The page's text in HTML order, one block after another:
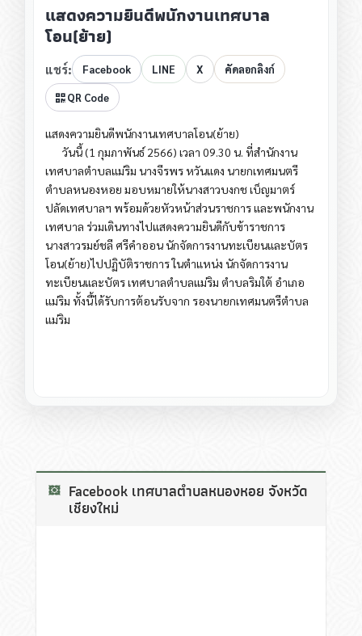
แสดงความยินดีพนักงานเทศบาล
โอน(ย้าย)
แชร์: Facebook LINE X คัดลอกลิงก์
QR Code
แสดงความยินดีพนักงานเทศบาลโอน(ย้าย)
วันนี้ (1 กุมภาพันธ์ 2566) เวลา 09.30 น. ที่สำนักงาน
เทศบาลตำบลแม่ริม นางจีรพร หวันแดง นายกเทศมนตรี
ตำบลหนองหอย มอบหมายให้นางสาวบงกช เบ็ญมาตร์
ปลัดเทศบาลฯ พร้อมด้วยหัวหน้าส่วนราชการ และพนักงาน
เทศบาล ร่วมเดินทางไปแสดงความยินดีกับข้าราชการ
นางสาวรมย์ชลี ศรีคำออน นักจัดการงานทะเบียนและบัตร
โอน(ย้าย)ไปปฏิบัติราชการ ในตำแหน่ง นักจัดการงาน
ทะเบียนและบัตร เทศบาลตำบลแม่ริม ตำบลริมใต้ อำเภอ
แม่ริม ทั้งนี้ได้รับการต้อนรับจาก รองนายกเทศมนตรีตำบล
แม่ริม
Facebook เทศบาลตำบลหนองหอย จังหวัด
เชียงใหม่